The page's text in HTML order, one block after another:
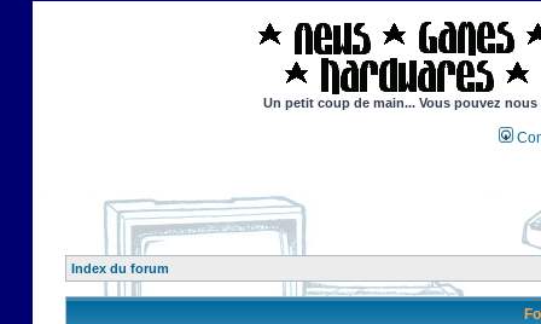
Un petit coup de main... Vous pouvez
Index du forum